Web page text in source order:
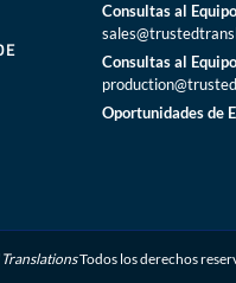
Consultas al
Consultas al
Oportunidades de
Todos los derechos